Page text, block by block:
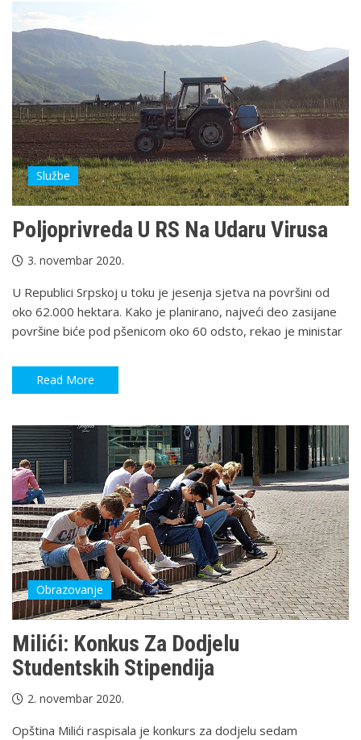
Službe
Poljoprivreda U RS Na Udaru Virusa
3. novembar 2020.
U Republici Srpskoj u toku je jesenja sjetva na površini od
oko 62.000 hektara. Kako je planirano, najveći deo zasijane
površine biće pod pšenicom oko 60 odsto, rekao je ministar
Read More
Obrazovanje
Milići: Konkus Za Dodjelu
Studentskih Stipendija
2. novembar 2020.
Opština Milići raspisala je konkurs za dodjelu sedam